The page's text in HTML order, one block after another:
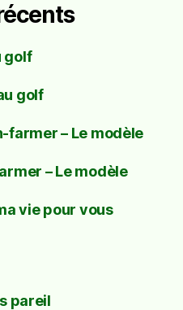
golf
golf
farmer – Le modèle
– Le modèle
vie pour vous
pareil